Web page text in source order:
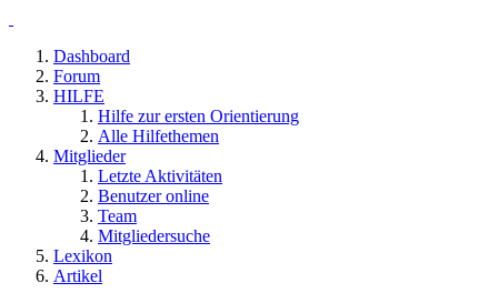
Dashboard
Forum
HILFE
Hilfe zur ersten Orientierung
Alle Hilfethemen
Mitglieder
Letzte Aktivitäten
Benutzer online
Team
Mitgliedersuche
Lexikon
Artikel